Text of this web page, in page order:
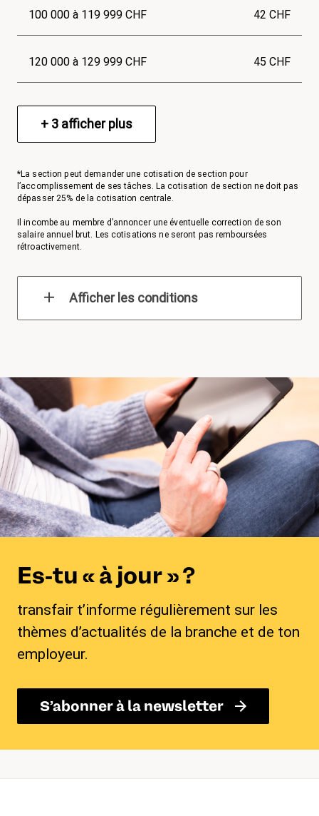
100 000 à 119 999 CHF 42 CHF
120 000 à 129 999 CHF 45 CHF
+ 3 afficher plus
*La section peut demander une cotisation de section pour
l’accomplissement de ses tâches. La cotisation de section ne doit pas
dépasser 25% de la cotisation centrale.
Il incombe au membre d’annoncer une éventuelle correction de son
salaire annuel brut. Les cotisations ne seront pas remboursées
rétroactivement.
Afficher les conditions
Es-tu « à jour » ?
transfair t’informe régulièrement sur les
thèmes d’actualités de la branche et de ton
employeur.
S’abonner à la newsletter